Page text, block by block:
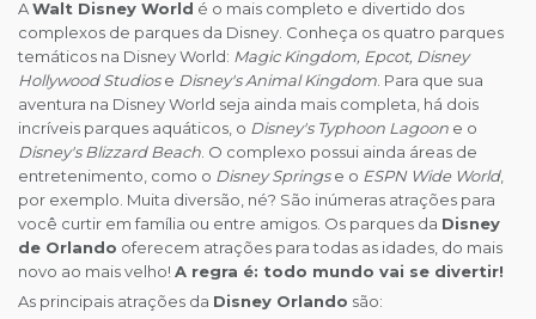
AWalt Disney World é o mais completo e divertido dos
complexos de parques da Disney. Conheça os quatro parques
temáticos na Disney World: Magic Kingdom, Epcot, Disney
Hollywood Studiose Disney's Animal Kingdom . Para que sua
aventura na Disney World seja ainda mais completa, há dois
incríveis parques aquáticos, o Disney's Typhoon Lagoon e o
Disney's Blizzard Beach . O complexo possui ainda áreas de
entretenimento, como o Disney Springse o ESPN Wide World,
por exemplo. Muita diversão, né? São inúmeras atrações para
você curtir em família ou entre amigos. Os parques da Disney
de Orlando oferecem atrações para todas as idades, do mais
novo ao mais velho! A regra é: todo mundo vai se divertir!
As principais atrações da Disney Orlando são: